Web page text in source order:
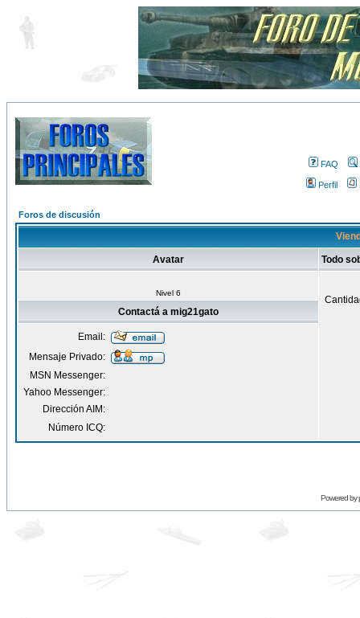
FAQ
Perfil
Foros de discusión
Avatar Todo
Nivel 6
Contactá a mig21gato
Email:
Mensaje Privado:
MSN Messenger:
Yahoo Messenger:
Dirección AIM:
Número ICQ:
Powered by